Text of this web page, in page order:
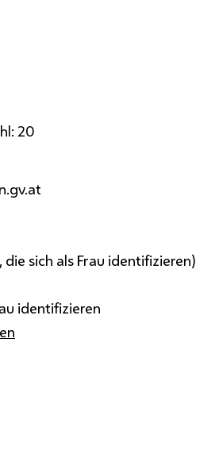
20
sich als Frau identifizieren)
identifizieren